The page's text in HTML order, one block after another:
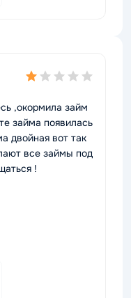
,окормила займ
займа появилась
двойная вот так
все займы под
!